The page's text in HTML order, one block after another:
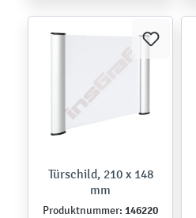
Türschild, 210 x 148
mm
Produktnummer: 146220